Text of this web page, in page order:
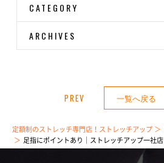
CATEGORY
ARCHIVES
PREV 一覧へ戻る
定額制のストレッチ専門店！ストレッチアップ
足指にポイントあり｜ストレッチアップ一社店